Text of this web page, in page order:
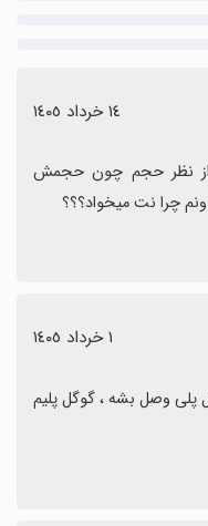
١٤ خرداد ١٤٠٥
چرا نت میخواد؟؟؟
١ خرداد ١٤٠٥